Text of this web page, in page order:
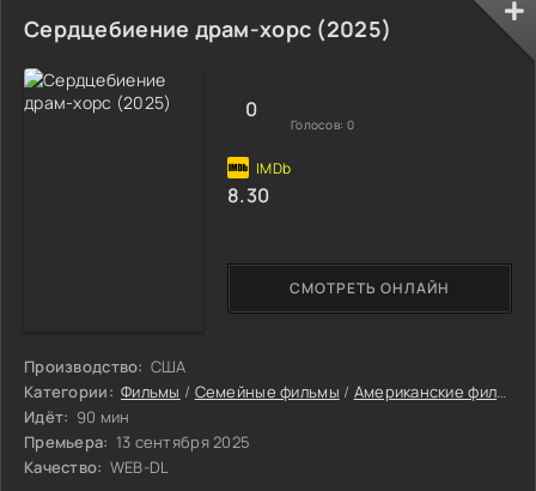
Сердцебиение драм-хорс (2025)
Производство: США
Категории: Фильмы / Семейные фильмы / Американские фильмы
Идёт: 90 мин
Премьера: 13 сентября 2025
Качество: WEB-DL
СМОТРЕТЬ ОНЛАЙН
0
Голосов: 0
8.30